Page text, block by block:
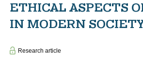
ETHICAL ASPECTS
IN MODERN
Research article